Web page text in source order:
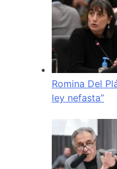
Romina Del
ley nefasta”